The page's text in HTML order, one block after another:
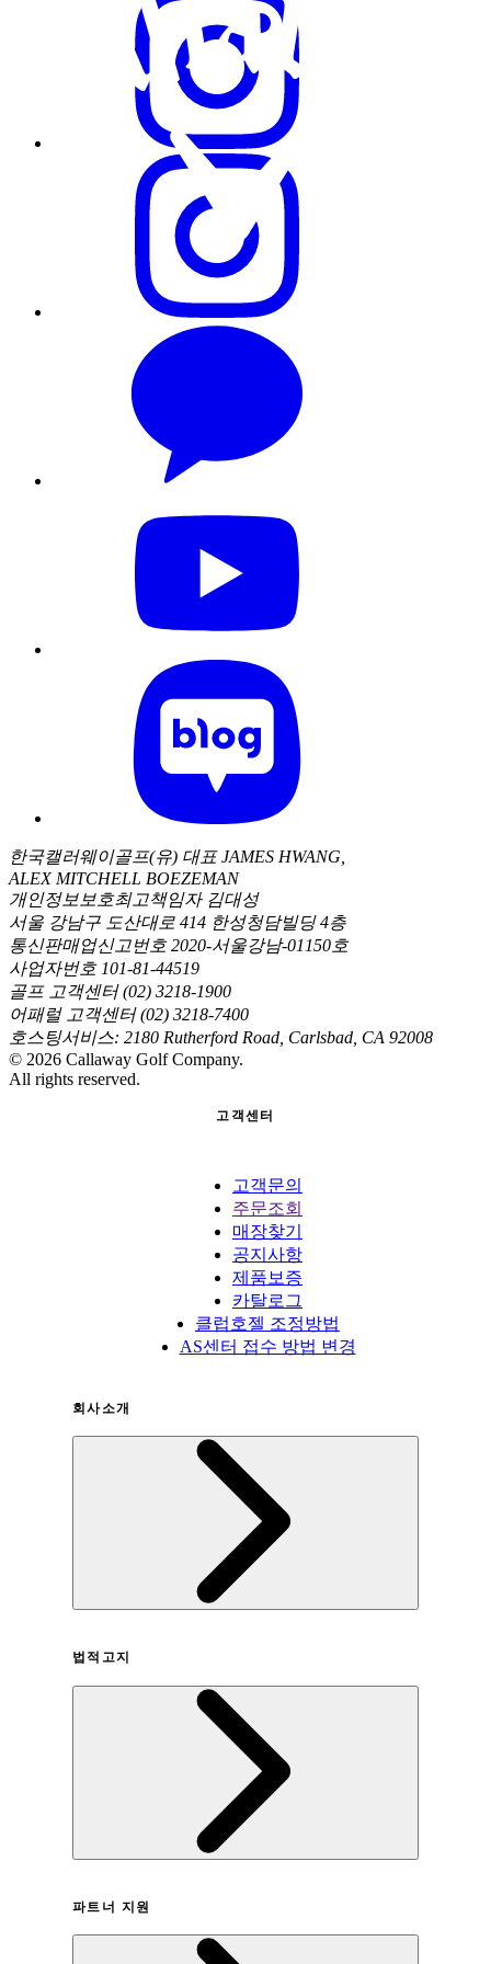
한국캘러웨이골프(유) 대표 JAMES HWANG,
ALEX MITCHELL BOEZEMAN
개인정보보호최고책임자 김대성
서울 강남구 도산대로 414 한성청담빌딩 4층
통신판매업신고번호 2020-서울강남-01150호
사업자번호 101-81-44519
골프 고객센터 (02) 3218-1900
어패럴 고객센터 (02) 3218-7400
호스팅서비스: 2180 Rutherford Road, Carlsbad, CA 92008
© 2026 Callaway Golf Company.
All rights reserved.
고객센터
고객문의
주문조회
매장찾기
공지사항
제품보증
카탈로그
클럽호젤 조정방법
AS센터 접수 방법 변경
회사소개
법적고지
개인정보취급방침
파트너 지원